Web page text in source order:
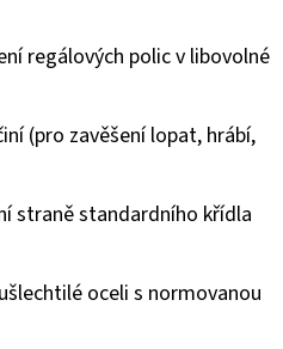
regálových polic v libovolné
(pro zavěšení lopat, hrábí,
straně standardního křídla
oceli s normovanou